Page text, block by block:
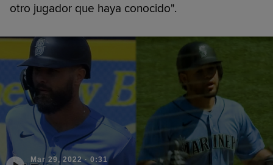
otro jugador que haya conocido".
Mar 29, 2022· 0:31